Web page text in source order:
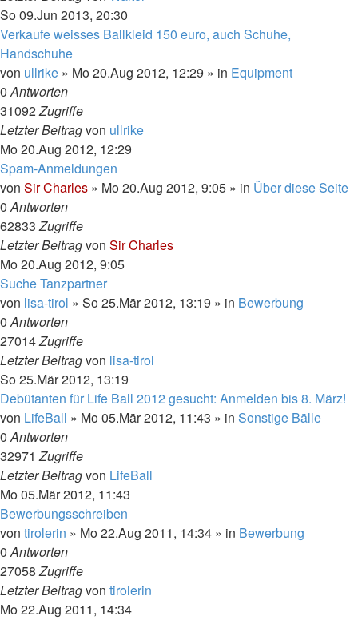
So 09.Jun 2013, 20:30
Verkaufe weisses Ballkleid 150 euro, auch Schuhe,
Handschuhe
von ullrike » Mo 20.Aug 2012, 12:29 » in Equipment
0Antworten
31092Zugriffe
Letzter Beitragvon ullrike
Mo 20.Aug 2012, 12:29
Spam-Anmeldungen
von Sir Charles » Mo 20.Aug 2012, 9:05 » in Über diese Seite
0Antworten
62833Zugriffe
Letzter Beitragvon Sir Charles
Mo 20.Aug 2012, 9:05
Suche Tanzpartner
von lisa-tirol » So 25.Mär 2012, 13:19 » in Bewerbung
0Antworten
27014Zugriffe
Letzter Beitragvon lisa-tirol
So 25.Mär 2012, 13:19
Debütanten für Life Ball 2012 gesucht: Anmelden bis 8. März!
von LifeBall » Mo 05.Mär 2012, 11:43 » in Sonstige Bälle
0Antworten
32971Zugriffe
Letzter Beitragvon LifeBall
Mo 05.Mär 2012, 11:43
Bewerbungsschreiben
von tirolerin » Mo 22.Aug 2011, 14:34 » in Bewerbung
0Antworten
27058Zugriffe
Letzter Beitragvon tirolerin
Mo 22.Aug 2011, 14:34